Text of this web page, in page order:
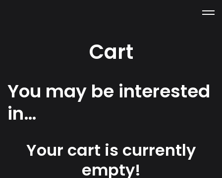
Cart
You may be interested
in…
Your cart is currently
empty!